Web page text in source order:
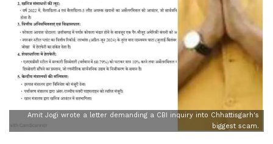
Amit Jogi wrote a letter demanding a CBI inquiry into Chhattisgarh's
biggest scam.